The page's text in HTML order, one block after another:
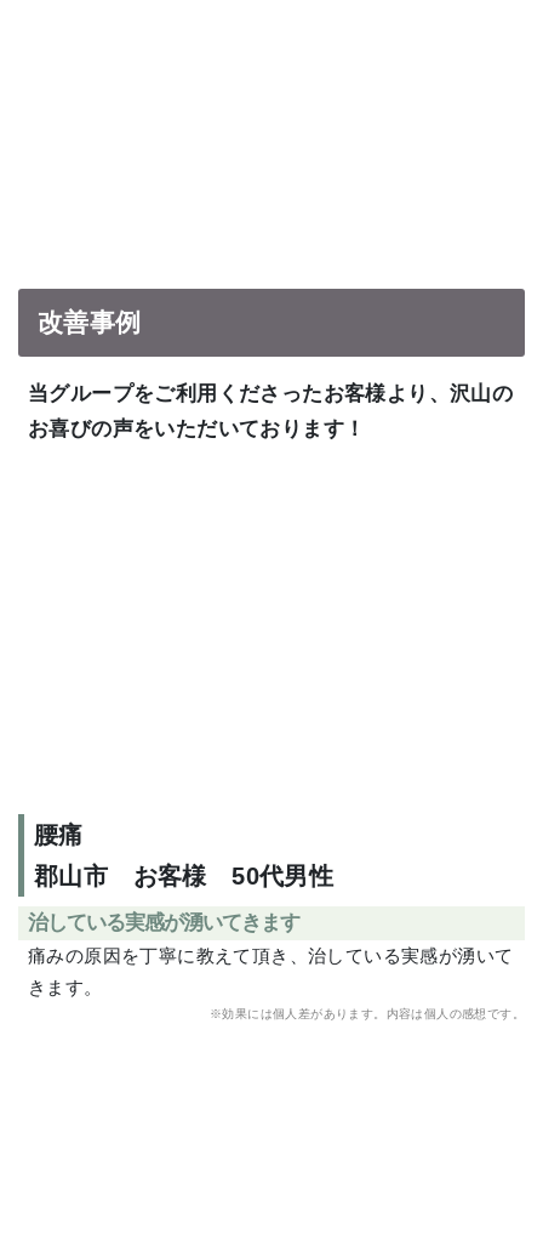
改善事例
当グループをご利用くださったお客様より、沢山の
お喜びの声をいただいております！
腰痛
郡山市 お客様 50代男性
治している実感が湧いてきます
痛みの原因を丁寧に教えて頂き、治している実感が湧いて
きます。
※効果には個人差があります。内容は個人の感想です。